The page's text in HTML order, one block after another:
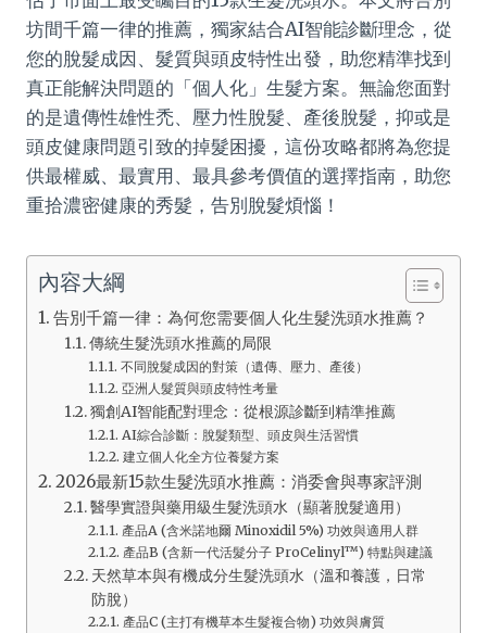
坊間千篇一律的推薦，獨家結合AI智能診斷理念，從
您的脫髮成因、髮質與頭皮特性出發，助您精準找到
真正能解決問題的「個人化」生髮方案。無論您面對
的是遺傳性雄性禿、壓力性脫髮、產後脫髮，抑或是
頭皮健康問題引致的掉髮困擾，這份攻略都將為您提
供最權威、最實用、最具參考價值的選擇指南，助您
重拾濃密健康的秀髮，告別脫髮煩惱！
內容大綱
告別千篇一律：為何您需要個人化生髮洗頭水推薦？
傳統生髮洗頭水推薦的局限
不同脫髮成因的對策（遺傳、壓力、產後）
亞洲人髮質與頭皮特性考量
獨創AI智能配對理念：從根源診斷到精準推薦
AI綜合診斷：脫髮類型、頭皮與生活習慣
建立個人化全方位養髮方案
2026最新15款生髮洗頭水推薦：消委會與專家評測
醫學實證與藥用級生髮洗頭水（顯著脫髮適用）
產品A (含米諾地爾 Minoxidil 5%) 功效與適用人群
產品B (含新一代活髮分子 ProCelinyl™) 特點與建議
天然草本與有機成分生髮洗頭水（溫和養護，日常
防脫）
產品C (主打有機草本生髮複合物) 功效與膚質